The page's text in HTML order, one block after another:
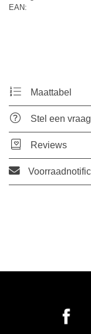
EAN:
Maattabel
Stel een vraag
Reviews